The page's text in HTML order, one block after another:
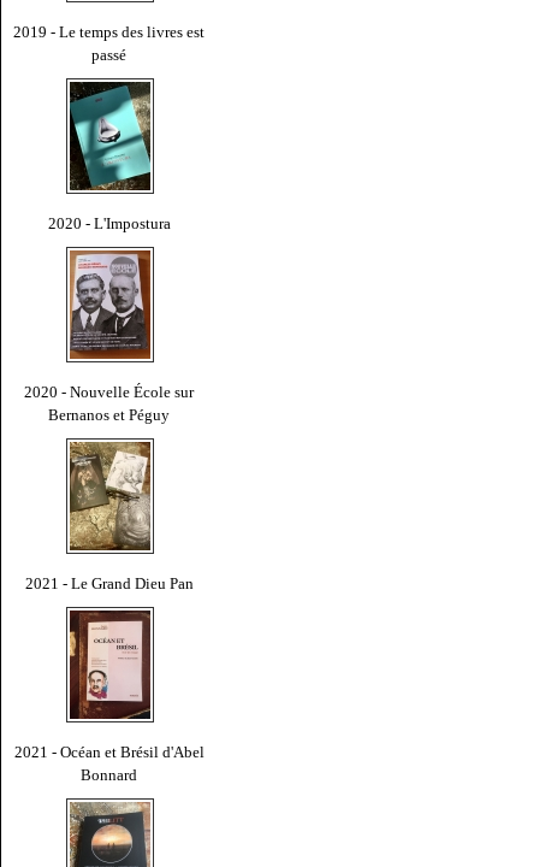
2019 - Le temps des livres est
passé
2020 - L'Impostura
2020 - Nouvelle École sur
Bernanos et Péguy
2021 - Le Grand Dieu Pan
2021 - Océan et Brésil d'Abel
Bonnard